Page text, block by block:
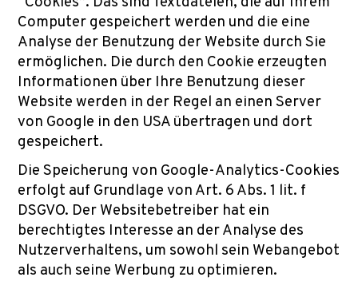
Computer gespeichert werden und die eine
Analyse der Benutzung der Website durch Sie
ermöglichen. Die durch den Cookie erzeugten
Informationen über Ihre Benutzung dieser
Website werden in der Regel an einen Server
von Google in den USA übertragen und dort
gespeichert.
Die Speicherung von Google-Analytics-Cookies
erfolgt auf Grundlage von Art. 6 Abs. 1 lit. f
DSGVO. Der Websitebetreiber hat ein
berechtigtes Interesse an der Analyse des
Nutzerverhaltens, um sowohl sein Webangebot
als auch seine Werbung zu optimieren.